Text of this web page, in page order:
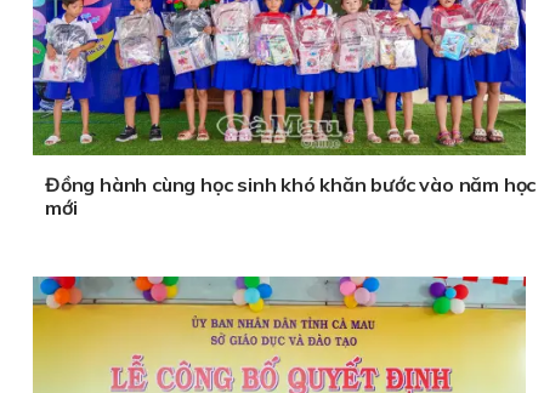
Đồng hành cùng học sinh khó khăn bước vào năm học
mới